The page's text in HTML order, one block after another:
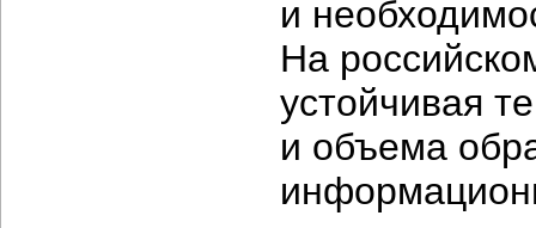
и
На
устойчивая
и объема